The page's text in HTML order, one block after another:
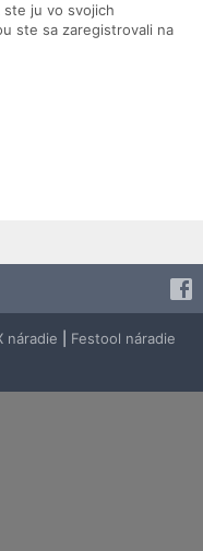
ste ju vo svojich
ste sa zaregistrovali na
náradie
Festool náradie